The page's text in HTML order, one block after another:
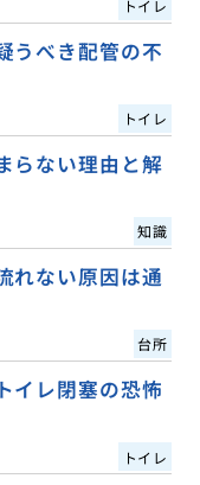
トイレ
うべき配管の不
トイレ
らない理由と解
知識
れない原因は通
台所
イレ閉塞の恐怖
トイレ